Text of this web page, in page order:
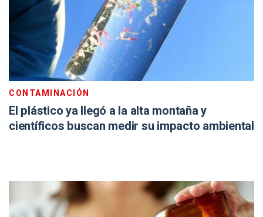
CONTAMINACIÓN
El plástico ya llegó a la alta montaña y
científicos buscan medir su impacto ambiental